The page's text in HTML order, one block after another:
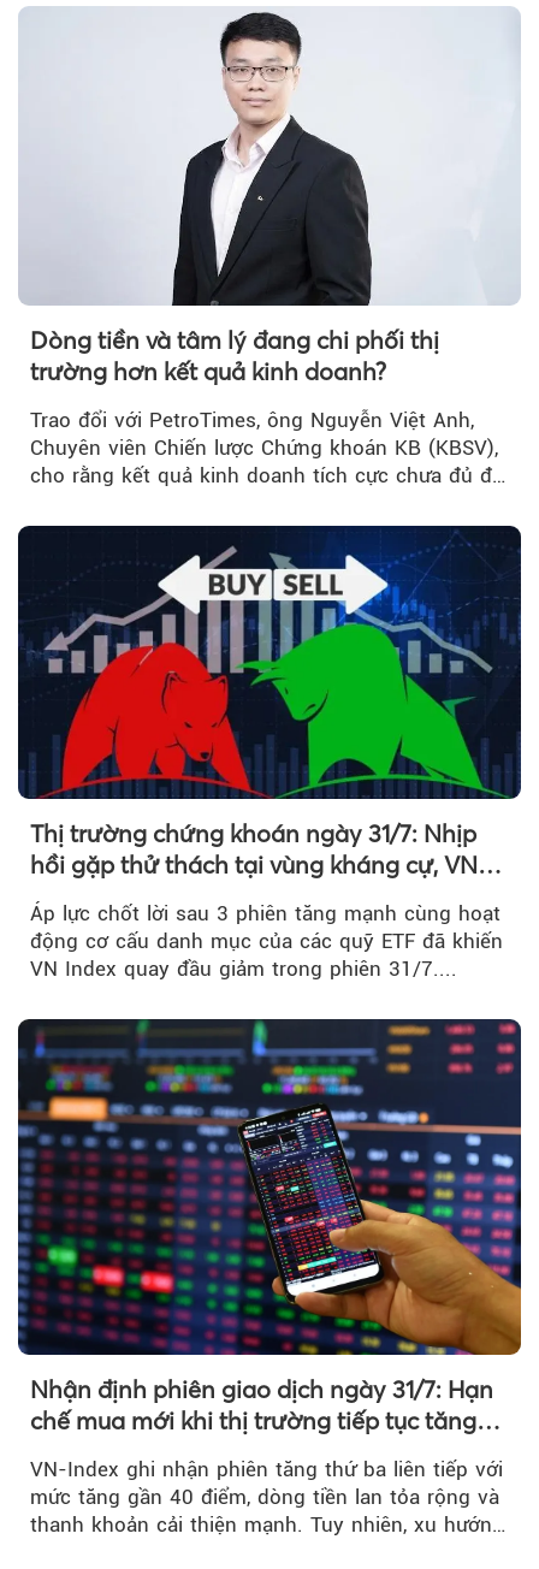
Dòng tiền và tâm lý đang chi phối thị
trường hơn kết quả kinh doanh?
Trao đổi với PetroTimes, ông Nguyễn Việt Anh,
Chuyên viên Chiến lược Chứng khoán KB (KBSV),
cho rằng kết quả kinh doanh tích cực chưa đủ để
Thị trường chứng khoán ngày 31/7: Nhịp
hồi gặp thử thách tại vùng kháng cự, VN
Index giảm gần 9 điểm trong phiên cuối...
Áp lực chốt lời sau 3 phiên tăng mạnh cùng hoạt
động cơ cấu danh mục của các quỹ ETF đã khiến
VN Index quay đầu giảm trong phiên 31/7....
Nhận định phiên giao dịch ngày 31/7: Hạn
chế mua mới khi thị trường tiếp tục tăng
VN-Index ghi nhận phiên tăng thứ ba liên tiếp với
mức tăng gần 40 điểm, dòng tiền lan tỏa rộng và
thanh khoản cải thiện mạnh. Tuy nhiên, xu hướng